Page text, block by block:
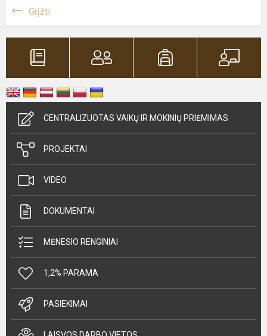
Grįžti
CENTRALIZUOTAS VAIKŲ IR MOKINIŲ PRIĖMIMAS
PROJEKTAI
VIDEO
DOKUMENTAI
MĖNESIO RENGINIAI
1,2% PARAMA
PASIEKIMAI